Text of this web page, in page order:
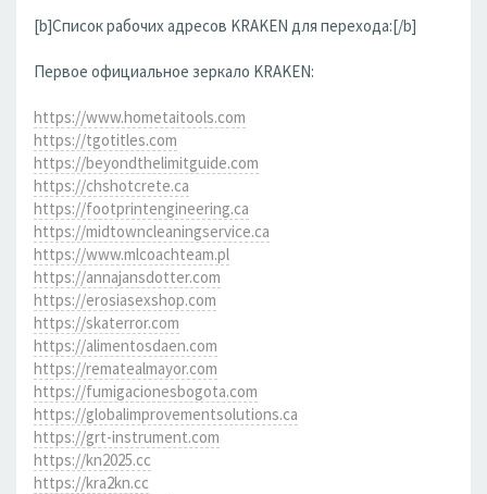
[b]Список рабочих адресов KRAKEN для перехода:[/b]
Первое официальное зеркало KRAKEN:
https://www.hometaitools.com
https://tgotitles.com
https://beyondthelimitguide.com
https://chshotcrete.ca
https://footprintengineering.ca
https://midtowncleaningservice.ca
https://www.mlcoachteam.pl
https://annajansdotter.com
https://erosiasexshop.com
https://skaterror.com
https://alimentosdaen.com
https://rematealmayor.com
https://fumigacionesbogota.com
https://globalimprovementsolutions.ca
https://grt-instrument.com
https://kn2025.cc
https://kra2kn.cc